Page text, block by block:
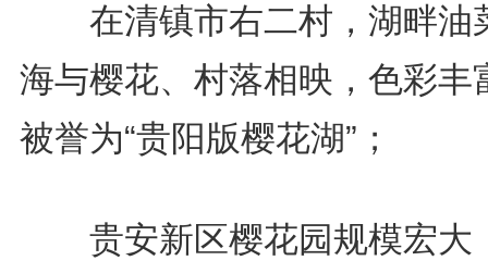
在清镇市右二村，湖畔油
海与樱花、村落相映，色彩丰
被誉为“贵阳版樱花湖”；
贵安新区樱花园规模宏大